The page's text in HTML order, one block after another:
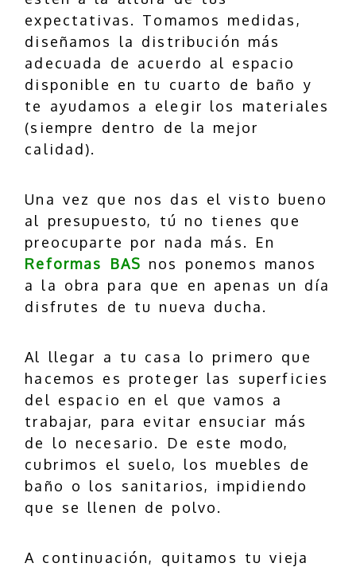
expectativas. Tomamos medidas,
diseñamos la distribución más
adecuada de acuerdo al espacio
disponible en tu cuarto de baño y
te ayudamos a elegir los materiales
(siempre dentro de la mejor
calidad).
Una vez que nos das el visto bueno
al presupuesto, tú no tienes que
preocuparte por nada más. En
Reformas BAS nos ponemos manos
a la obra para que en apenas un día
disfrutes de tu nueva ducha.
Al llegar a tu casa lo primero que
hacemos es proteger las superficies
del espacio en el que vamos a
trabajar, para evitar ensuciar más
de lo necesario. De este modo,
cubrimos el suelo, los muebles de
baño o los sanitarios, impidiendo
que se llenen de polvo.
A continuación, quitamos tu vieja